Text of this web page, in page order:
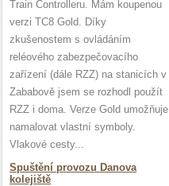
Train Controlleru. Mám koupenou
verzi TC8 Gold. Díky
zkušenostem s ovládáním
reléového zabezpečovacího
zařízení (dále RZZ) na stanicích v
Zababově jsem se rozhodl použít
RZZ i doma. Verze Gold umožňuje
namalovat vlastní symboly.
Vlakové cesty...
Spuštění provozu Danova
kolejiště